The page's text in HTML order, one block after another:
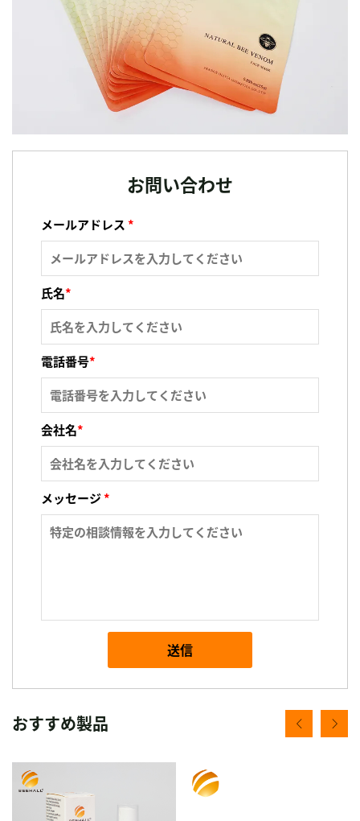
お問い合わせ
メールアドレス *
氏名*
電話番号*
会社名*
メッセージ*
送信
おすすめ製品